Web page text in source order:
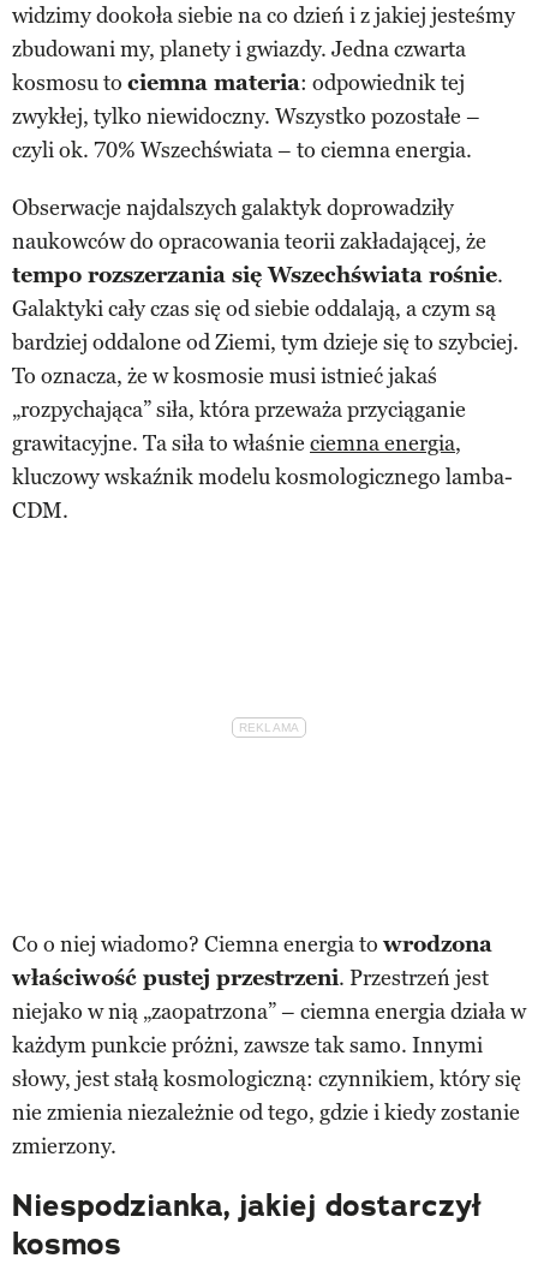
widzimy dookoła siebie na co dzień i z jakiej jesteśmy
zbudowani my, planety i gwiazdy. Jedna czwarta
kosmosu to ciemna materia: odpowiednik tej
zwykłej, tylko niewidoczny. Wszystko pozostałe –
czyli ok. 70% Wszechświata – to ciemna energia.
Obserwacje najdalszych galaktyk doprowadziły
naukowców do opracowania teorii zakładającej, że
tempo rozszerzania się Wszechświata rośnie.
Galaktyki cały czas się od siebie oddalają, a czym są
bardziej oddalone od Ziemi, tym dzieje się to szybciej.
To oznacza, że w kosmosie musi istnieć jakaś
„rozpychająca” siła, która przeważa przyciąganie
grawitacyjne. Ta siła to właśnie ciemna energia,
kluczowy wskaźnik modelu kosmologicznego lamba-
CDM.
Co o niej wiadomo? Ciemna energia to wrodzona
właściwość pustej przestrzeni. Przestrzeń jest
niejako w nią „zaopatrzona” – ciemna energia działa w
każdym punkcie próżni, zawsze tak samo. Innymi
słowy, jest stałą kosmologiczną: czynnikiem, który się
nie zmienia niezależnie od tego, gdzie i kiedy zostanie
zmierzony.
Niespodzianka, jakiej dostarczył
kosmos